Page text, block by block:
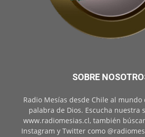
SOBRE
Radio Mesías desde Chile al
palabra de Dios. Escucha nuestra
www.radiomesias.cl, también
Instagram y Twitter como